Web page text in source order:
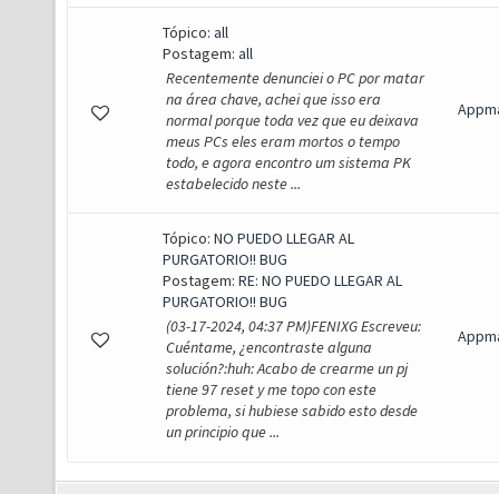
Tópico: all
Postagem: all
Recentemente denunciei o PC por matar
na área chave, achei que isso era
normal porque toda vez que eu deixava
meus PCs eles eram mortos o tempo
todo, e agora encontro um sistema PK
estabelecido neste ...
Tópico: NO PUEDO LLEGAR AL
PURGATORIO!! BUG
Postagem: RE: NO PUEDO LLEGAR AL
PURGATORIO!! BUG
(03-17-2024, 04:37 PM)FENIXG Escreveu:
Cuéntame, ¿encontraste alguna
solución?:huh: Acabo de crearme un pj
tiene 97 reset y me topo con este
problema, si hubiese sabido esto desde
un principio que ...